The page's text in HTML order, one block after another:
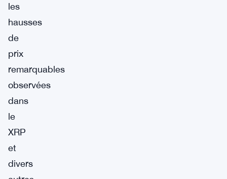
les
hausses
de
prix
remarquables
observées
dans
le
XRP
et
divers